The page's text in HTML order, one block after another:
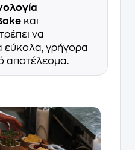
και
να
εύκολα, γρήγορα
αποτέλεσμα.